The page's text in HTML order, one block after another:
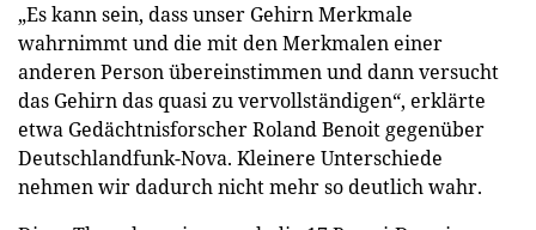
„Es kann sein, dass unser Gehirn Merkmale
wahrnimmt und die mit den Merkmalen einer
anderen Person übereinstimmen und dann versucht
das Gehirn das quasi zu vervollständigen“, erklärte
etwa Gedächtnisforscher Roland Benoit gegenüber
Deutschlandfunk-Nova. Kleinere Unterschiede
nehmen wir dadurch nicht mehr so deutlich wahr.